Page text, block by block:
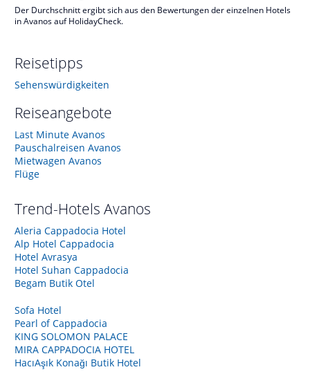
Der Durchschnitt ergibt sich aus den Bewertungen der einzelnen Hotels
in Avanos auf HolidayCheck.
Reisetipps
Sehenswürdigkeiten
Reiseangebote
Last Minute Avanos
Pauschalreisen Avanos
Mietwagen Avanos
Flüge
Trend-Hotels Avanos
Aleria Cappadocia Hotel
Alp Hotel Cappadocia
Hotel Avrasya
Hotel Suhan Cappadocia
Begam Butik Otel
Sofa Hotel
Pearl of Cappadocia
KING SOLOMON PALACE
MIRA CAPPADOCIA HOTEL
HacıAşık Konağı Butik Hotel